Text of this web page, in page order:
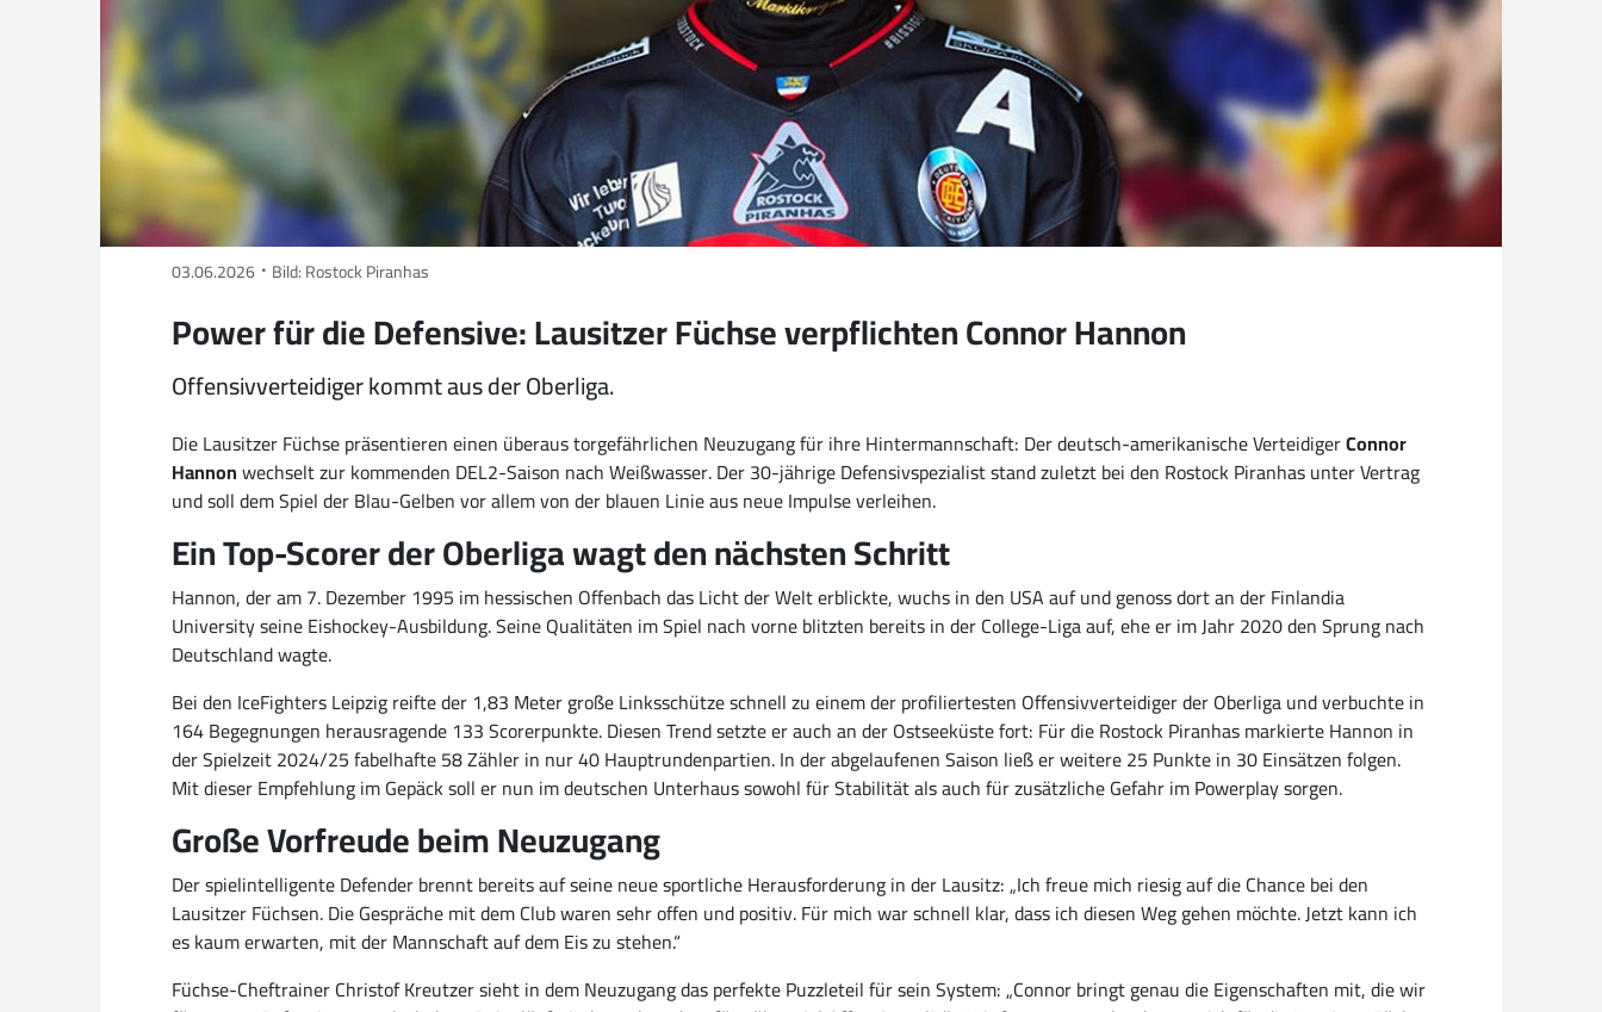
03.06.2026 Bild: Rostock Piranhas
Power für die Defensive: Lausitzer Füchse verpflichten Connor Hannon
Offensivverteidiger kommt aus der Oberliga.
Die Lausitzer Füchse präsentieren einen überaus torgefährlichen Neuzugang für ihre Hintermannschaft: Der deutsch-amerikanische VerteidigerConnor
Hannonwechselt zur kommenden DEL2-Saison nach Weißwasser. Der 30-jährige Defensivspezialist stand zuletzt bei den Rostock Piranhas unter Vertrag
und soll dem Spiel der Blau-Gelben vor allem von der blauen Linie aus neue Impulse verleihen.
Ein Top-Scorer der Oberliga wagt den nächsten Schritt
Hannon, der am 7. Dezember 1995 im hessischen Offenbach das Licht der Welt erblickte, wuchs in den USA auf und genoss dort an der Finlandia
University seine Eishockey-Ausbildung. Seine Qualitäten im Spiel nach vorne blitzten bereits in der College-Liga auf, ehe er im Jahr 2020 den Sprung nach
Deutschland wagte.
Bei den IceFighters Leipzig reifte der 1,83 Meter große Linksschütze schnell zu einem der profiliertesten Offensivverteidiger der Oberliga und verbuchte in
164 Begegnungen herausragende 133 Scorerpunkte. Diesen Trend setzte er auch an der Ostseeküste fort: Für die Rostock Piranhas markierte Hannon in
der Spielzeit 2024/25 fabelhafte 58 Zähler in nur 40 Hauptrundenpartien. In der abgelaufenen Saison ließ er weitere 25 Punkte in 30 Einsätzen folgen.
Mit dieser Empfehlung im Gepäck soll er nun im deutschen Unterhaus sowohl für Stabilität als auch für zusätzliche Gefahr im Powerplay sorgen.
Große Vorfreude beim Neuzugang
Der spielintelligente Defender brennt bereits auf seine neue sportliche Herausforderung in der Lausitz: „Ich freue mich riesig auf die Chance bei den
Lausitzer Füchsen. Die Gespräche mit dem Club waren sehr offen und positiv. Für mich war schnell klar, dass ich diesen Weg gehen möchte. Jetzt kann ich
es kaum erwarten, mit der Mannschaft auf dem Eis zu stehen.“
Füchse-Cheftrainer Christof Kreutzer sieht in dem Neuzugang das perfekte Puzzleteil für sein System: „Connor bringt genau die Eigenschaften mit, die wir